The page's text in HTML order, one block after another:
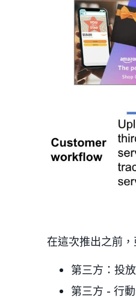
在這次推出之前
第三方：投
第三方 - 行